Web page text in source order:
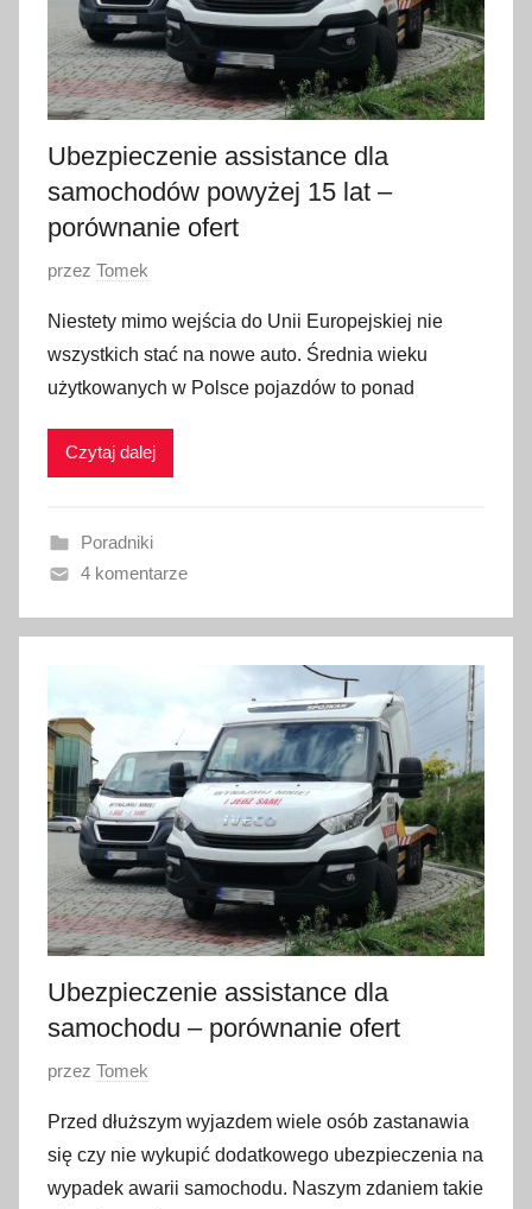
Ubezpieczenie assistance dla
samochodów powyżej 15 lat –
porównanie ofert
O
u
b
l
i
a
n
2
i
p
c
a
0
1
8
przez Tomek
Niestety mimo wejścia do Unii Europejskiej nie
wszystkich stać na nowe auto. Średnia wieku
użytkowanych w Polsce pojazdów to ponad
Czytaj dalej
Poradniki
4 komentarze
Ubezpieczenie assistance dla
samochodu – porównanie ofert
O
u
b
l
przez Tomek
Przed dłuższym wyjazdem wiele osób zastanawia
się czy nie wykupić dodatkowego ubezpieczenia na
wypadek awarii samochodu. Naszym zdaniem takie